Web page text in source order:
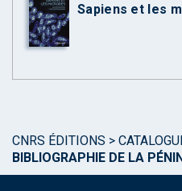
Sapiens et les
CNRS ÉDITIONS >
BIBLIOGRAPHIE DE LA